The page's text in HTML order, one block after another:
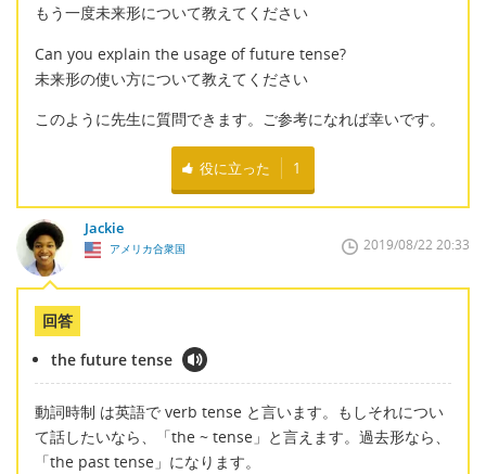
もう一度未来形について教えてください
Can you explain the usage of future tense?
未来形の使い方について教えてください
このように先生に質問できます。ご参考になれば幸いです。
役に立った 1
Jackie
アメリカ合衆国 2019/08/22 20:33
回答
the future tense
動詞時制 は英語で verb tense と言います。もしそれについ
て話したいなら、「the ~ tense」と言えます。過去形なら、
「the past tense」になります。